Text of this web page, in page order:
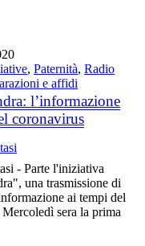
,Paternità,Radio
e affidi
l’informazione
coronavirus
- Parte l'iniziativa
una trasmissione di
ai tempi del
sera la prima